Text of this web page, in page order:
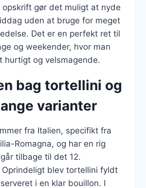
opskrift gør det muligt at nyde
uden at bruge for meget
Det er en perfekt ret til
og weekender, hvor man
hurtigt og velsmagende.
bag tortellini og
varianter
fra Italien, specifikt fra
Romagna, og har en rig
tilbage til det 12.
Oprindeligt blev tortellini fyldt
i en klar bouillon. I